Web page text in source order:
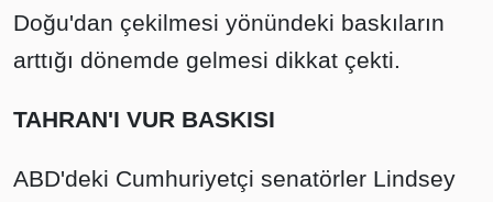
Doğu'dan çekilmesi yönündeki baskıların
arttığı dönemde gelmesi dikkat çekti.
TAHRAN'I VUR BASKISI
ABD'deki Cumhuriyetçi senatörler Lindsey